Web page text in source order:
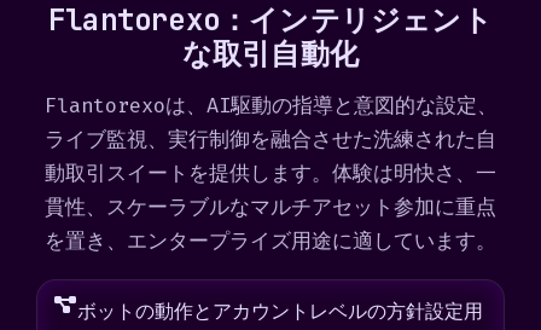
Flantorexo：インテリジェント
な取引自動化
Flantorexoは、AI駆動の指導と意図的な設定、
ライブ監視、実行制御を融合させた洗練された自
動取引スイートを提供します。体験は明快さ、一
貫性、スケーラブルなマルチアセット参加に重点
を置き、エンタープライズ用途に適しています。
ボットの動作とアカウントレベルの方針設定用